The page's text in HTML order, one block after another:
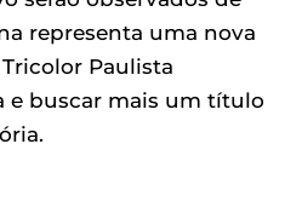
representa uma nova
Paulista
e buscar mais um título